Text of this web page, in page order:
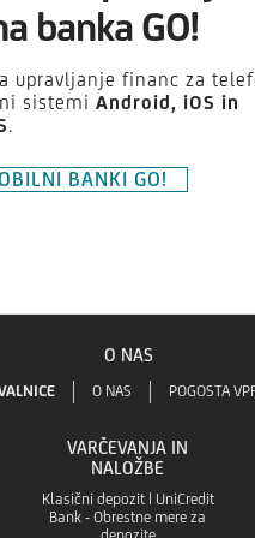
banka GO!
upravljanje financ za
sistemi Android, iOS in
.
BANKI GO!
O NAS
O NAS POGOSTA
VARČEVANJA IN
NALOŽBE
Klasični depozit | UniCredit
Bank - Obrestne mere za